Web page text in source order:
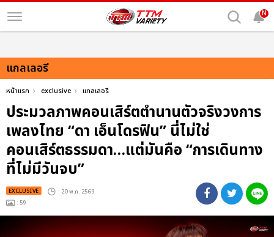
N
แกลเลอรี
หน้าแรก exclusive แกลเลอรี
ประมวลภาพคอนเสิร์ตตำนานตัวจริงวงการ
เพลงไทย “ดา เอ็นโดรฟิน” นี่ไม่ใช่
คอนเสิร์ตธรรมดา…แต่มันคือ “การเดินทาง
ที่ไม่มีวันจบ”
EXCLUSIVE : 20 พ.ค. 2569
: 59